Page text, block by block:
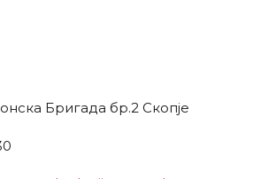
Бригада бр.2 Скопје